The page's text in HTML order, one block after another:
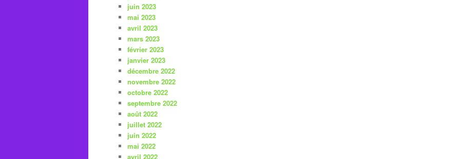
juin 2023
mai 2023
avril 2023
mars 2023
février 2023
janvier 2023
décembre 2022
novembre 2022
octobre 2022
septembre 2022
août 2022
juillet 2022
juin 2022
mai 2022
avril 2022